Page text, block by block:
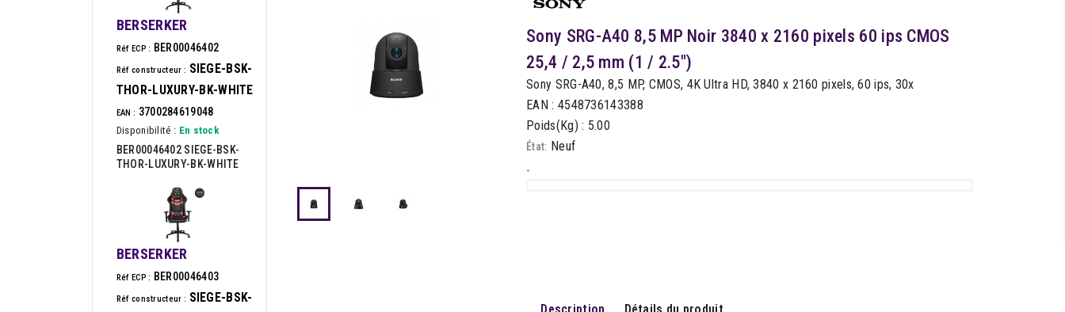
BERSERKER
Réf ECP : BER00046402
Réf constructeur : SIEGE-BSK-
THOR-LUXURY-BK-WHITE
EAN : 3700284619048
Disponibilité : En stock
BER00046402 SIEGE-BSK-
THOR-LUXURY-BK-WHITE
BERSERKER
Réf ECP : BER00046403
Réf constructeur : SIEGE-BSK-
Sony SRG-A40 8,5 MP Noir 3840 x 2160 pixels 60 ips CMOS
25,4 / 2,5 mm (1 / 2.5")
Sony SRG-A40, 8,5 MP, CMOS, 4K Ultra HD, 3840 x 2160 pixels, 60 ips, 30x
EAN : 4548736143388
Poids(Kg) : 5.00
État: Neuf
-
Description Détails du produit